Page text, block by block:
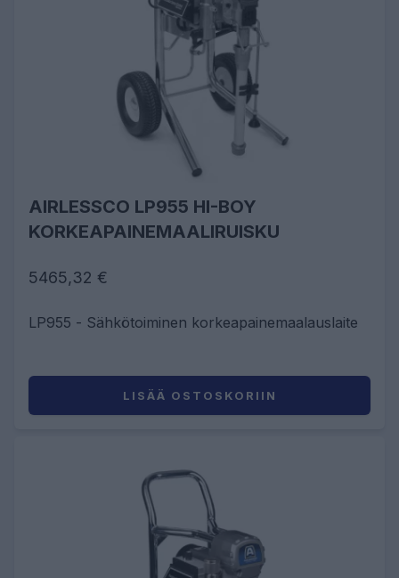
AIRLESSCO LP955 HI-BOY
KORKEAPAINEMAALIRUISKU
5465,32 €
LP955 - Sähkötoiminen korkeapainemaalauslaite
LISÄÄ OSTOSKORIIN